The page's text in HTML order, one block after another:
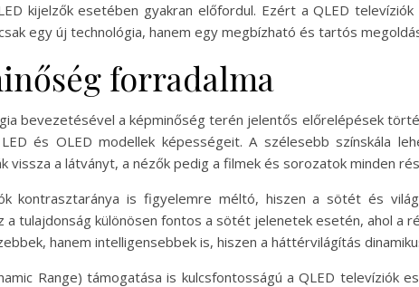
kijelzők esetében gyakran előfordul. Ezért a QLED
egy új technológia, hanem egy megbízható és tartós
forradalma
bevezetésével a képminőség terén jelentős előrelépések
és OLED modellek képességeit. A szélesebb színskála
vissza a látványt, a nézők pedig a filmek és sorozatok minden
kontrasztaránya is figyelemre méltó, hiszen a sötét és
a tulajdonság különösen fontos a sötét jelenetek esetén, ahol a
hanem intelligensebbek is, hiszen a háttérvilágítás
Range) támogatása is kulcsfontosságú a QLED